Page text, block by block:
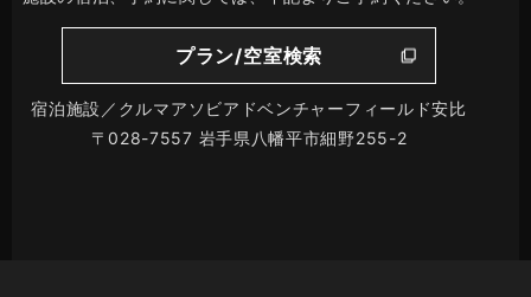
プラン/空室検索
宿泊施設／クルマアソビアドベンチャーフィールド安比
〒028-7557 岩手県八幡平市細野255-2